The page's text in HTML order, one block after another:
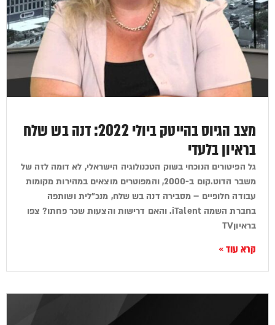
מצב הגיוס בהייטק ביולי 2022: דנה בש שלח
בראיון בלעדי
גל הפיטורים הנוכחי בשוק הטכנולוגיה הישראלי, לא דומה לזה של
משבר הדוט.קום ב-2000, והמפוטרים מוצאים במהירות מקומות
עבודה חלופיים – מסבירה דנה בש שלח, מנכ"לית ושותפה
בחברת השמה iTalent. והאם דרישות והצעות שכר פחתו? צפו
בראיוןTV
קרא עוד »